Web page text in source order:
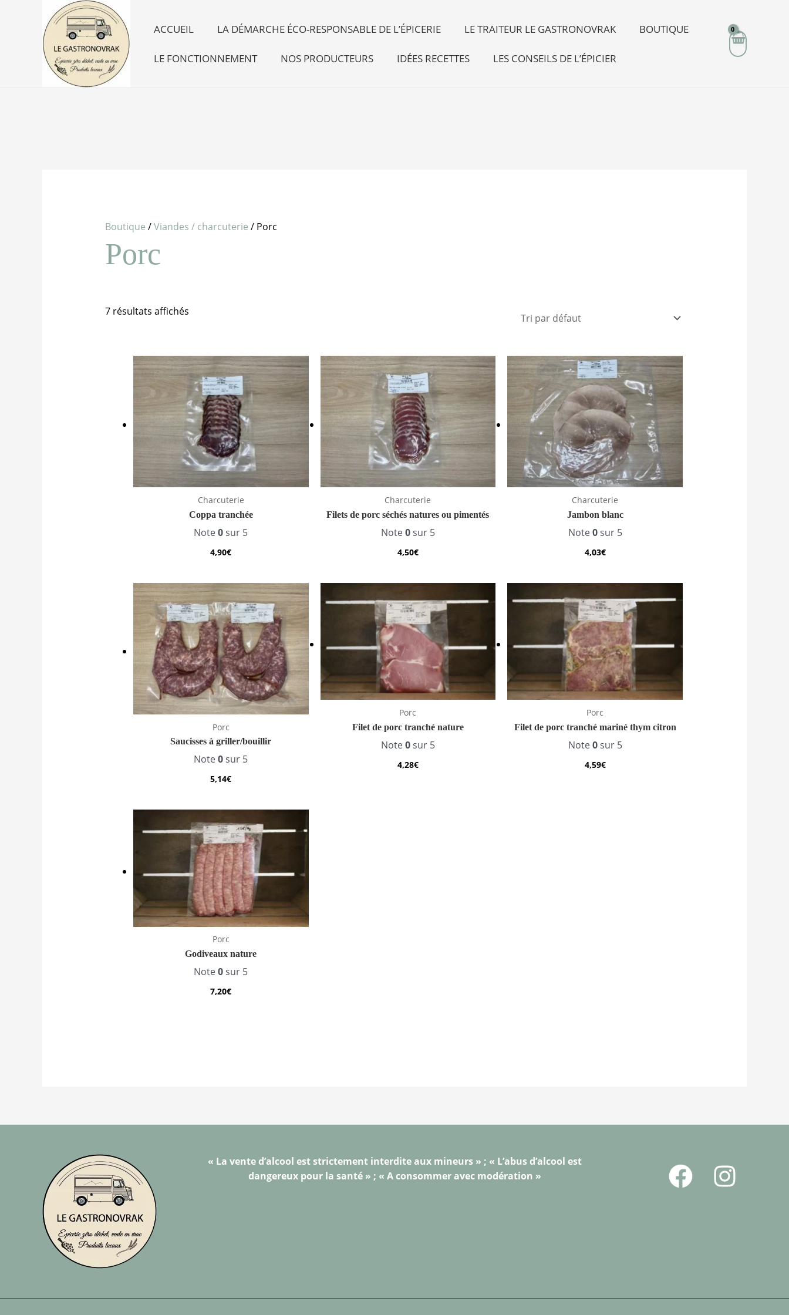
ACCUEIL LA DÉMARCHE ÉCO-RESPONSABLE DE L’ÉPICERIE LE TRAITEUR LE GASTRONOVRAK BOUTIQUE
LE FONCTIONNEMENT NOS PRODUCTEURS IDÉES RECETTES LES CONSEILS DE L’ÉPICIER
Boutique /Viandes / charcuterie / Porc
Porc
7 résultats affichés
Charcuterie
Coppa tranchée
Note0sur 5
4,90€
Charcuterie
Filets de porc séchés natures ou pimentés
Note0sur 5
4,50€
Charcuterie
Jambon blanc
Note0sur 5
4,03€
Porc
Saucisses à griller/bouillir
Note0sur 5
5,14€
Porc
Filet de porc tranché nature
Note0sur 5
4,28€
Porc
Filet de porc tranché mariné thym citron
Note0sur 5
4,59€
Porc
Godiveaux nature
Note0sur 5
7,20€
« La vente d’alcool est strictement interdite aux mineurs » ; « L’abus d’alcool est
dangereux pour la santé » ; « A consommer avec modération »